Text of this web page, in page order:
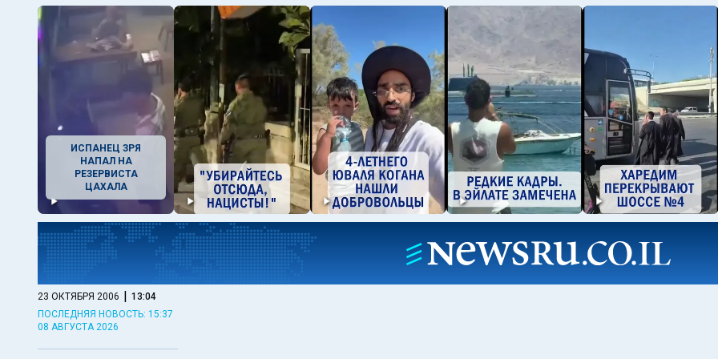
ИСПАНЕЦ ЗРЯ
НАПАЛ НА
РЕЗЕРВИСТА
ЦАХАЛА
23 ОКТЯБРЯ 2006 | 13:04
ПОСЛЕДНЯЯ НОВОСТЬ: 15:37
08 АВГУСТА 2026